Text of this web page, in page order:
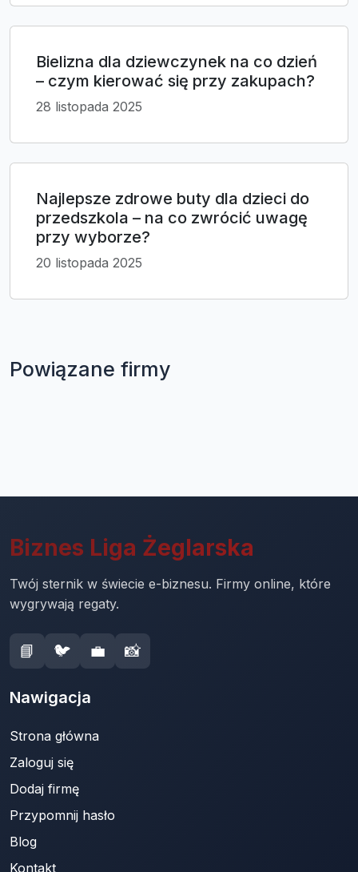
Bielizna dla dziewczynek na co dzień
– czym kierować się przy zakupach?
28 listopada 2025
Najlepsze zdrowe buty dla dzieci do
przedszkola – na co zwrócić uwagę
przy wyborze?
20 listopada 2025
Powiązane firmy
Biznes Liga Żeglarska
Twój sternik w świecie e-biznesu. Firmy online, które
wygrywają regaty.
📘 🐦 💼 📸
Nawigacja
Strona główna
Zaloguj się
Dodaj firmę
Przypomnij hasło
Blog
Kontakt